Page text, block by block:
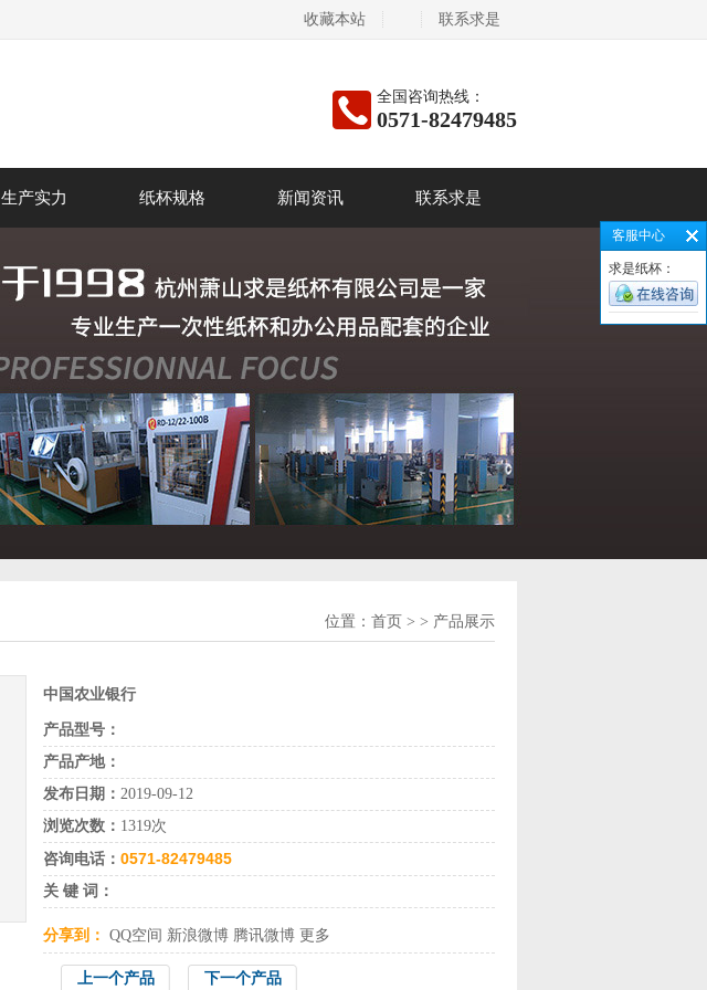
收藏本站 联系求是
全国咨询热线：
0571-82479485
生产实力 纸杯规格 新闻资讯 联系求是
位置： 首页 > > 产品展示
中国农业银行
产品型号：
产品产地：
发布日期： 2019-09-12
浏览次数： 1319次
咨询电话： 0571-82479485
关 键 词：
分享到： QQ空间 新浪微博 腾讯微博 更多
下一个产品
上一个产品
客服中心
求是纸杯：